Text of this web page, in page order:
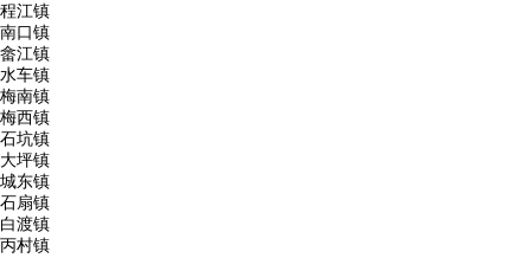
程江镇
南口镇
畲江镇
水车镇
梅南镇
梅西镇
石坑镇
大坪镇
城东镇
石扇镇
白渡镇
丙村镇